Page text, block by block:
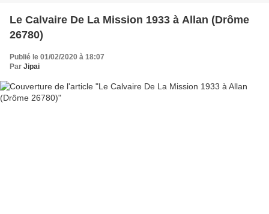
Le Calvaire De La Mission 1933 à Allan (Drôme
26780)
Publié le 01/02/2020 à 18:07
Par Jipai